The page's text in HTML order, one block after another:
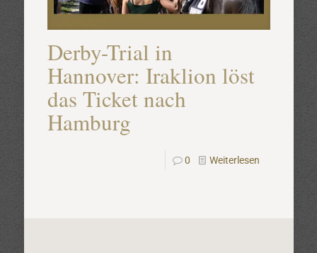
Derby-Trial in
Hannover: Iraklion löst
das Ticket nach
Hamburg
0 Weiterlesen